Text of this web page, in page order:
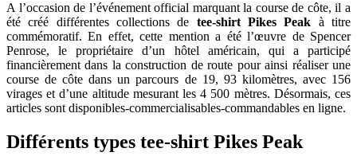
A l’occasion de l’événement official marquant la course de côte, il a
été créé différentes collections de tee-shirt Pikes Peak à titre
commémoratif. En effet, cette mention a été l’œuvre de Spencer
Penrose, le propriétaire d’un hôtel américain, qui a participé
financièrement dans la construction de route pour ainsi réaliser une
course de côte dans un parcours de 19, 93 kilomètres, avec 156
virages et d’une altitude mesurant les 4 500 mètres. Désormais, ces
articles sont disponibles-commercialisables-commandables en ligne.
Différents types tee-shirt Pikes Peak